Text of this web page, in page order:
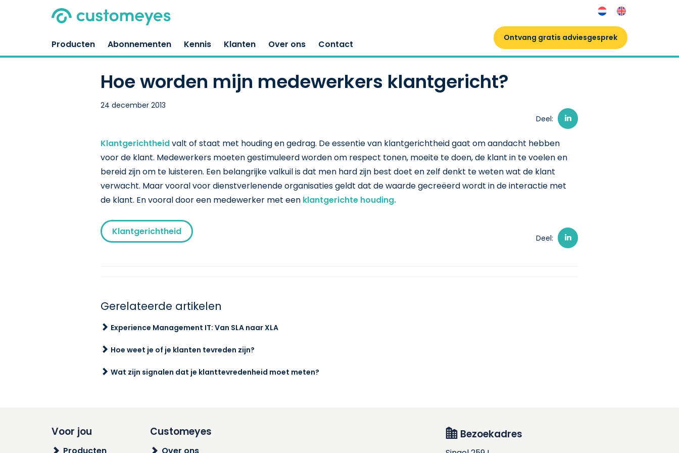
Producten Abonnementen Kennis Klanten Over ons Contact
Ontvang gratis adviesgesprek
Hoe worden mijn medewerkers klantgericht?
24 december 2013
Deel:
Klantgerichtheidvalt of staat met houding en gedrag. De essentie van klantgerichtheid gaat om aandacht hebben
voor de klant. Medewerkers moeten gestimuleerd worden om respect tonen, moeite te doen, de klant in te voelen en
bereid zijn om te luisteren. Een belangrijke valkuil is dat men hard zijn best doet en zelf denkt te weten wat de klant
verwacht. Maar vooral voor dienstverlenende organisaties geldt dat de waarde gecreëerd wordt in de interactie met
de klant. En vooral door een medewerker met een klantgerichte houding.
Klantgerichtheid
Deel:
Gerelateerde artikelen
Experience Management IT: Van SLA naar XLA
Hoe weet je of je klanten tevreden zijn?
Wat zijn signalen dat je klanttevredenheid moet meten?
Voor jou Customeyes Bezoekadres